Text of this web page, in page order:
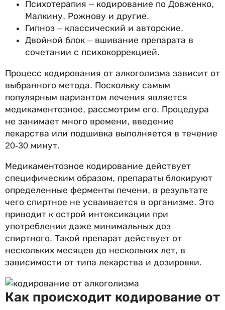
Психотерапия – кодирование по Довженко,
Малкину, Рожнову и другие.
Гипноз – классический и авторские.
Двойной блок – вшивание препарата в
сочетании с психокоррекцией.
Процесс кодирования от алкоголизма зависит от
выбранного метода. Поскольку самым
популярным вариантом лечения является
медикаментозное, рассмотрим его. Процедура
не занимает много времени, введение
лекарства или подшивка выполняется в течение
20-30 минут.
Медикаментозное кодирование действует
специфическим образом, препараты блокируют
определенные ферменты печени, в результате
чего спиртное не усваивается в организме. Это
приводит к острой интоксикации при
употреблении даже минимальных доз
спиртного. Такой препарат действует от
нескольких месяцев до нескольких лет, в
зависимости от типа лекарства и дозировки.
Как происходит кодирование от